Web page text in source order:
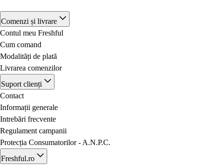
Comenzi și livrare
Contul meu Freshful
Cum comand
Modalități de plată
Livrarea comenzilor
Suport clienți
Contact
Informații generale
Intrebări frecvente
Regulament campanii
Protecția Consumatorilor - A.N.P.C.
Freshful.ro